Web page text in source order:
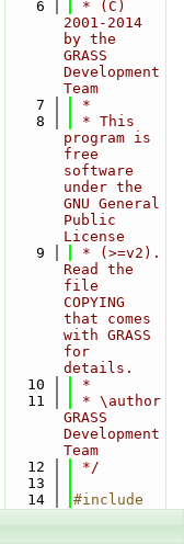
    6
* (C)
2001-2014
by the
GRASS
Development
Team
    7
*
    8
* This
program is
free
software
under the
GNU General
Public
License
    9
* (>=v2).
Read the
file
COPYING
that comes
with GRASS
for
details.
   10
*
   11
* \author
GRASS
Development
Team
   12
*/
   13
   14
#include